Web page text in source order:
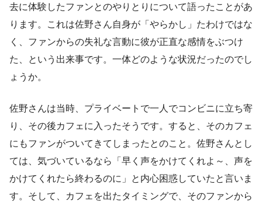
去に体験したファンとのやりとりについて語ったことがあ
ります。これは佐野さん自身が「やらかし」たわけではな
く、ファンからの失礼な言動に彼が正直な感情をぶつけ
た、という出来事です。一体どのような状況だったのでし
ょうか。
佐野さんは当時、プライベートで一人でコンビニに立ち寄
り、その後カフェに入ったそうです。すると、そのカフェ
にもファンがついてきてしまったとのこと。佐野さんとし
ては、気づいているなら「早く声をかけてくれよ～、声を
かけてくれたら終わるのに」と内心困惑していたと言いま
す。そして、カフェを出たタイミングで、そのファンから